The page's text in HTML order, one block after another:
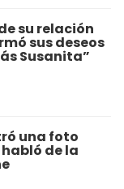
su relación
sus deseos
Susanita”
una foto
de la